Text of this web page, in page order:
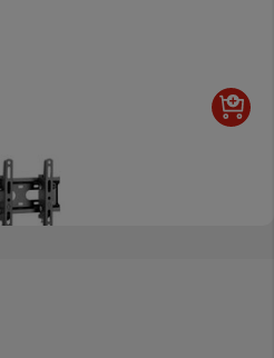
Q.1449 10-43" Inclinável